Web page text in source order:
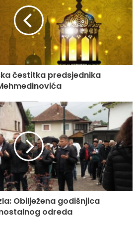
čestitka predsjednika
Obilježena godišnjica
odreda